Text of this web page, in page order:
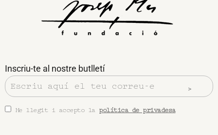
Inscriu-te al nostre butlletí
He llegit i accepto la política de privadesa